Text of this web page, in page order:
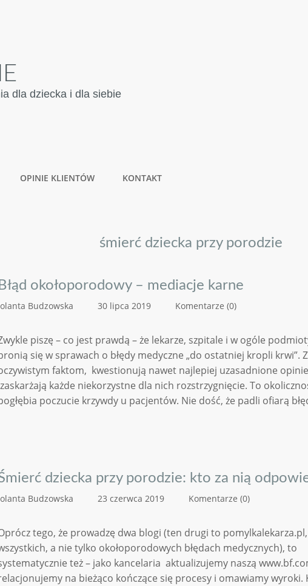
dla dziecka i dla siebie
OPINIE KLIENTÓW KONTAKT
śmierć dziecka przy porodzie
Błąd okołoporodowy – mediacje karne
Budzowska 30 lipca 2019 Komentarze (0)
piszę – co jest prawdą – że lekarze, szpitale i w ogóle
się w sprawach o błędy medyczne „do ostatniej kropli krwi”.
faktom, kwestionują nawet najlepiej uzasadnione opinie
zaskarżają każde niekorzystne dla nich rozstrzygnięcie. To
poczucie krzywdy u pacjentów. Nie dość, że padli ofiarą
dziecka przy porodzie: kto za nią
Budzowska 23 czerwca 2019 Komentarze (0)
tego, że prowadzę dwa blogi (ten drugi to
a nie tylko okołoporodowych błędach medycznych), to
też – jako kancelaria aktualizujemy naszą
na bieżąco kończące się procesy i omawiamy wyroki.